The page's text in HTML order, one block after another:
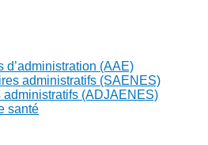
d’administration (AAE)
administratifs (SAENES)
administratifs (ADJAENES)
santé